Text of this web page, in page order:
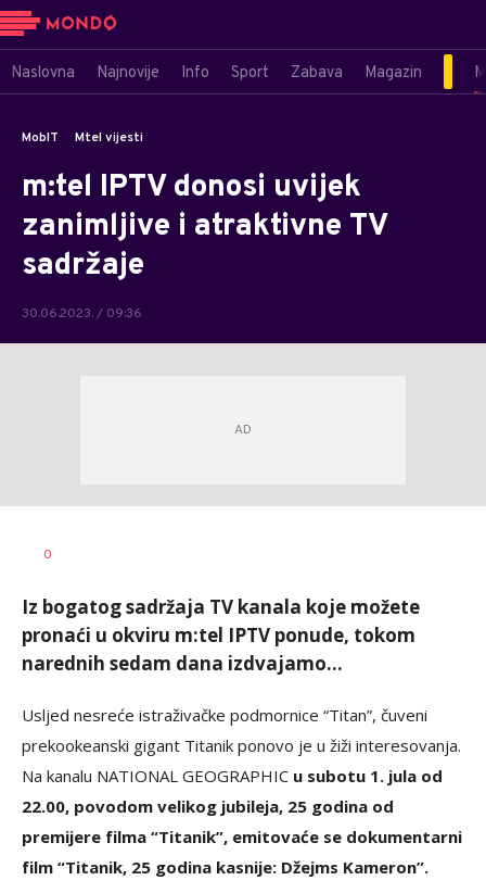
Naslovna Najnovije Info Sport Zabava Magazin
MobIT Mtel vijesti
m:tel IPTV donosi uvijek
zanimljive i atraktivne TV
sadržaje
30.06.2023. / 09:36
AUTOR
0
Iz bogatog sadržaja TV kanala koje možete
pronaći u okviru m:tel IPTV ponude, tokom
narednih sedam dana izdvajamo...
Usljed nesreće istraživačke podmornice “Titan”, čuveni
prekookeanski gigant Titanik ponovo je u žiži interesovanja.
Na kanalu NATIONAL GEOGRAPHIC u subotu 1. jula od
22.00, povodom velikog jubileja, 25 godina od
premijere filma “Titanik”, emitovaće se dokumentarni
film “Titanik, 25 godina kasnije: Džejms Kameron”.